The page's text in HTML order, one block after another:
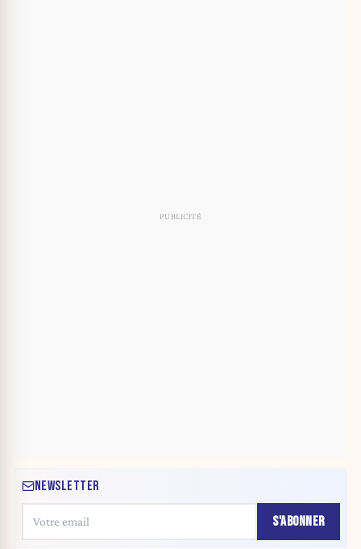
NEWSLETTER
S'ABONNER